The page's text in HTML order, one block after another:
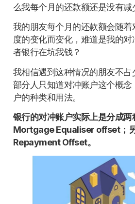
么我每个月的还款额还是没有减
我的朋友每个月的还款额会随
度的变化而变化，难道是我的
者银行在坑我钱？
我相信遇到这种情况的朋友不
部分人只知道对冲账户这个概
户的种类和用法。
银行的对冲账户实际上是分成两
Mortgage Equaliser offset；
Repayment Offset。